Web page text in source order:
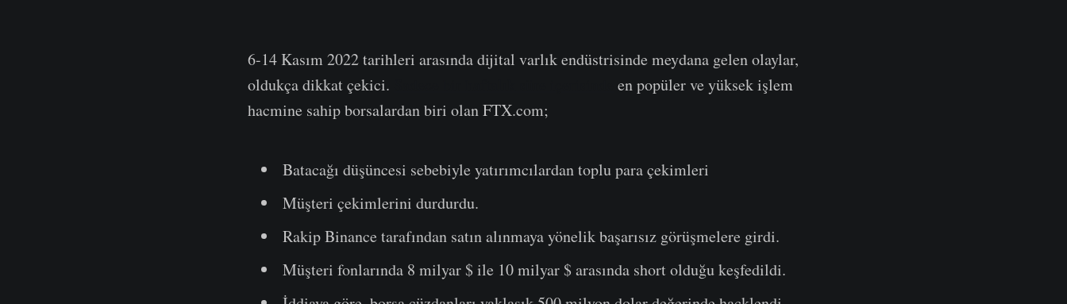
6-14 Kasım 2022 tarihleri ​​arasında dijital varlık endüstrisinde meydana gelen olaylar,
oldukça dikkat çekici.
en popüler ve yüksek işlem
hacmine sahip borsalardan biri olan FTX.com;
Batacağı düşüncesi sebebiyle yatırımcılardan toplu para çekimleri
Müşteri çekimlerini durdurdu.
Rakip Binance tarafından satın alınmaya yönelik başarısız görüşmelere girdi.
Müşteri fonlarında 8 milyar $ ile 10 milyar $ arasında short olduğu keşfedildi.